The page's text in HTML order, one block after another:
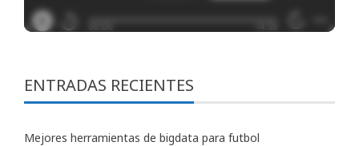
ENTRADAS RECIENTES
Mejores herramientas de bigdata para futbol